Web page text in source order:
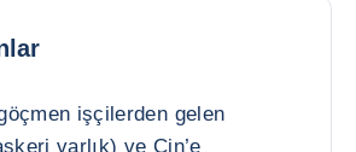
işçilerden gelen
varlık) ve Çin’e